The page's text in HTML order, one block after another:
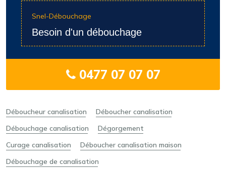
Snel-Débouchage
Besoin d'un débouchage
0477 07 07 07
Déboucheur canalisation
Déboucher canalisation
Débouchage canalisation
Dégorgement
Curage canalisation
Déboucher canalisation maison
Débouchage de canalisation